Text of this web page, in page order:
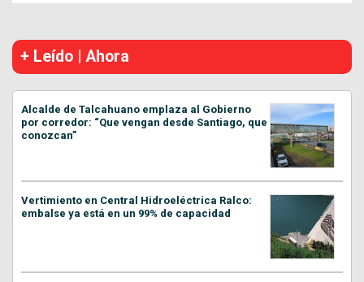
+ Leído | Ahora
Alcalde de Talcahuano emplaza al Gobierno
por corredor: “Que vengan desde Santiago, que
conozcan”
Vertimiento en Central Hidroeléctrica Ralco:
embalse ya está en un 99% de capacidad